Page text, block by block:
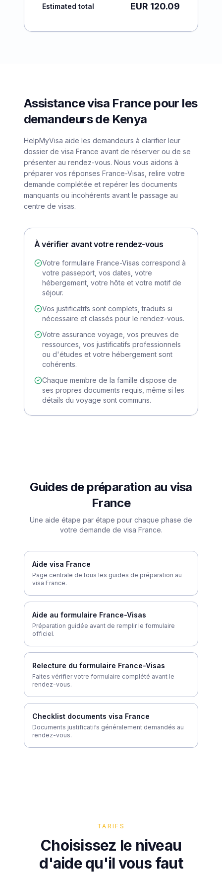
Estimated total EUR 120.09
Assistance visa France pour les
demandeurs de Kenya
HelpMyVisa aide les demandeurs à clarifier leur
dossier de visa France avant de réserver ou de se
présenter au rendez-vous. Nous vous aidons à
préparer vos réponses France-Visas, relire votre
demande complétée et repérer les documents
manquants ou incohérents avant le passage au
centre de visas.
À vérifier avant votre rendez-vous
Votre formulaire France-Visas correspond à
votre passeport, vos dates, votre
hébergement, votre hôte et votre motif de
séjour.
Vos justificatifs sont complets, traduits si
nécessaire et classés pour le rendez-vous.
Votre assurance voyage, vos preuves de
ressources, vos justificatifs professionnels
ou d'études et votre hébergement sont
cohérents.
Chaque membre de la famille dispose de
ses propres documents requis, même si les
détails du voyage sont communs.
Guides de préparation au visa
France
Une aide étape par étape pour chaque phase de
votre demande de visa France.
Aide visa France
Page centrale de tous les guides de préparation au
visa France.
Aide au formulaire France-Visas
Préparation guidée avant de remplir le formulaire
officiel.
Relecture du formulaire France-Visas
Faites vérifier votre formulaire complété avant le
rendez-vous.
Checklist documents visa France
Documents justificatifs généralement demandés au
rendez-vous.
TARIFS
Choisissez le niveau
d'aide qu'il vous faut